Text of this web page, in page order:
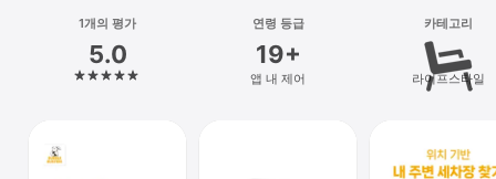
검색
iPhone
Mac
1개의 평가
5.0
연령 등급
19+
앱 내 제어
카테고리
라이프스타일